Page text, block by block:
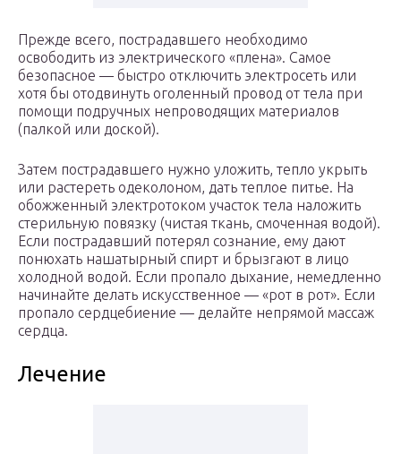
Прежде всего, пострадавшего необходимо
освободить из электрического «плена». Самое
безопасное — быстро отключить электросеть или
хотя бы отодвинуть оголенный провод от тела при
помощи подручных непроводящих материалов
(палкой или доской).
Затем пострадавшего нужно уложить, тепло укрыть
или растереть одеколоном, дать теплое питье. На
обожженный электротоком участок тела наложить
стерильную повязку (чистая ткань, смоченная водой).
Если пострадавший потерял сознание, ему дают
понюхать нашатырный спирт и брызгают в лицо
холодной водой. Если пропало дыхание, немедленно
начинайте делать искусственное — «рот в рот». Если
пропало сердцебиение — делайте непрямой массаж
сердца.
Лечение